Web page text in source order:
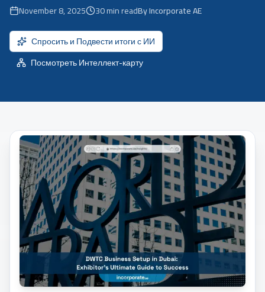
November 8, 2025 30min readBy Incorporate AE
Спросить и Подвести итоги с ИИ
Посмотреть Интеллект-карту